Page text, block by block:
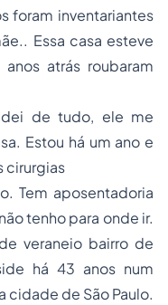
foram inventariantes
Essa casa esteve
atrás roubaram
de tudo, ele me
Estou há um ano e
cirurgias
Tem aposentadoria
tenho para onde ir.
veraneio bairro de
há 43 anos num
cidade de São Paulo.